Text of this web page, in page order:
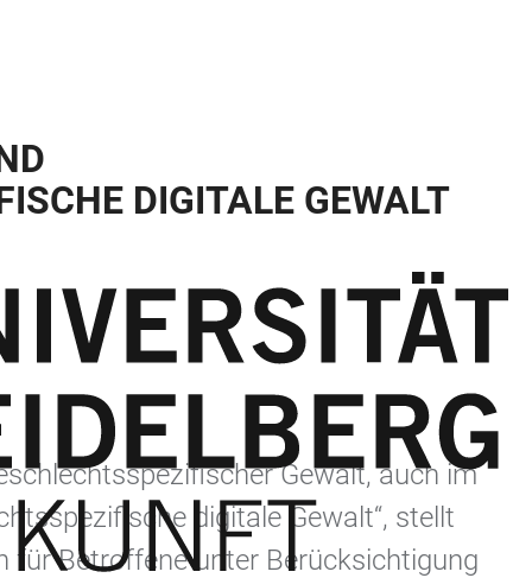
DIGITALE GEWALT
Gewalt, auch im
digitale Gewalt“, stellt
für Betroffene unter Berücksichtigung